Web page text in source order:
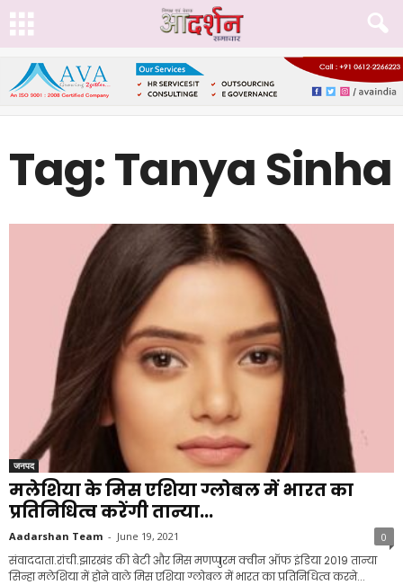
Tag: Tanya Sinha
जनपद
मलेशिया के मिस एशिया ग्लोबल में भारत का
प्रतिनिधित्व करेंगी तान्या...
Aadarshan Team - June 19, 2021 0
संवाददाता.रांची.झारखंड की बेटी और मिस मणप्पुरम क्वीन ऑफ इंडिया 2019 तान्या
सिन्हा मलेशिया में होने वाले मिस एशिया ग्लोबल में भारत का प्रतिनिधित्व करने...